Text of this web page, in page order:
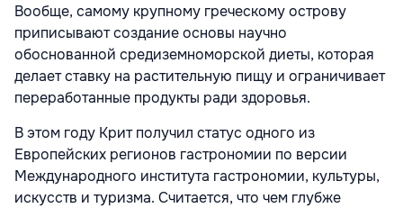
Вообще, самому крупному греческому острову
приписывают создание основы научно
обоснованной средиземноморской диеты, которая
делает ставку на растительную пищу и ограничивает
переработанные продукты ради здоровья.
В этом году Крит получил статус одного из
Европейских регионов гастрономии по версии
Международного института гастрономии, культуры,
искусств и туризма. Считается, что чем глубже